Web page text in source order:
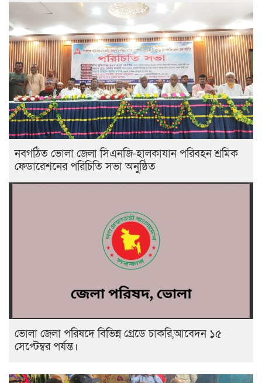
নবগঠিত ভোলা জেলা সিএনজি-হালকাযান পরিবহন শ্রমিক
ফেডারেশনের পরিচিতি সভা অনুষ্ঠিত
ভোলা জেলা পরিষদে বিভিন্ন গ্রেডে চাকরি,আবেদন ১৫
সেপ্টেম্বর পর্যন্ত।